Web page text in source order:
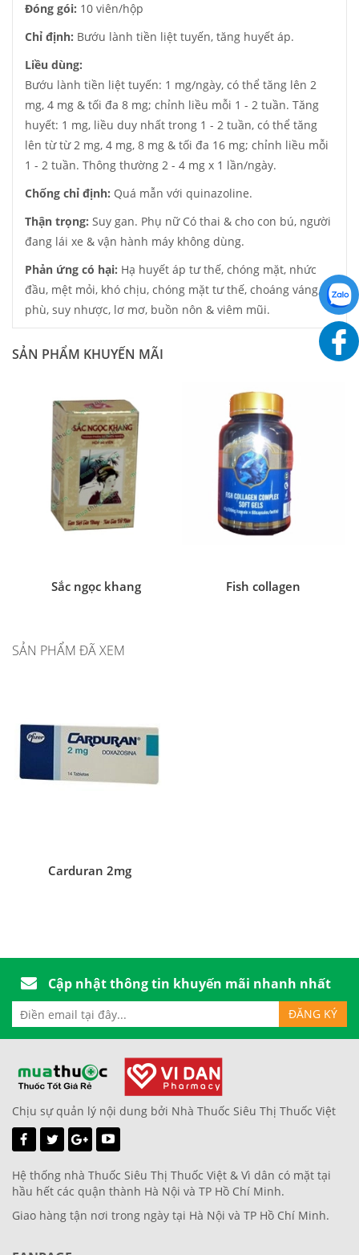
Đóng gói: 10 viên/hộp
Chỉ định: Bướu lành tiền liệt tuyến, tăng huyết áp.
Liều dùng:
Bướu lành tiền liệt tuyến: 1 mg/ngày, có thể tăng lên 2
mg, 4 mg & tối đa 8 mg; chỉnh liều mỗi 1 - 2 tuần. Tăng
huyết: 1 mg, liều duy nhất trong 1 - 2 tuần, có thể tăng
lên từ từ 2 mg, 4 mg, 8 mg & tối đa 16 mg; chỉnh liều mỗi
1 - 2 tuần. Thông thường 2 - 4 mg x 1 lần/ngày.
Chống chỉ định: Quá mẫn với quinazoline.
Thận trọng: Suy gan. Phụ nữ Có thai & cho con bú, người
đang lái xe & vận hành máy không dùng.
Phản ứng có hại: Hạ huyết áp tư thế, chóng mặt, nhức
đầu, mệt mỏi, khó chịu, chóng mặt tư thế, choáng váng,
phù, suy nhược, lơ mơ, buồn nôn & viêm mũi.
SẢN PHẨM KHUYẾN MÃI
Sắc ngọc khang Fish collagen
SẢN PHẨM ĐÃ XEM
Carduran 2mg
Cập nhật thông tin khuyến mãi nhanh nhất
Chịu sự quản lý nội dung bởi Nhà Thuốc Siêu Thị Thuốc Việt
Hệ thống nhà Thuốc Siêu Thị Thuốc Việt & Vì dân có mặt tại
hầu hết các quận thành Hà Nội và TP Hồ Chí Minh.
Giao hàng tận nơi trong ngày tại Hà Nội và TP Hồ Chí Minh.